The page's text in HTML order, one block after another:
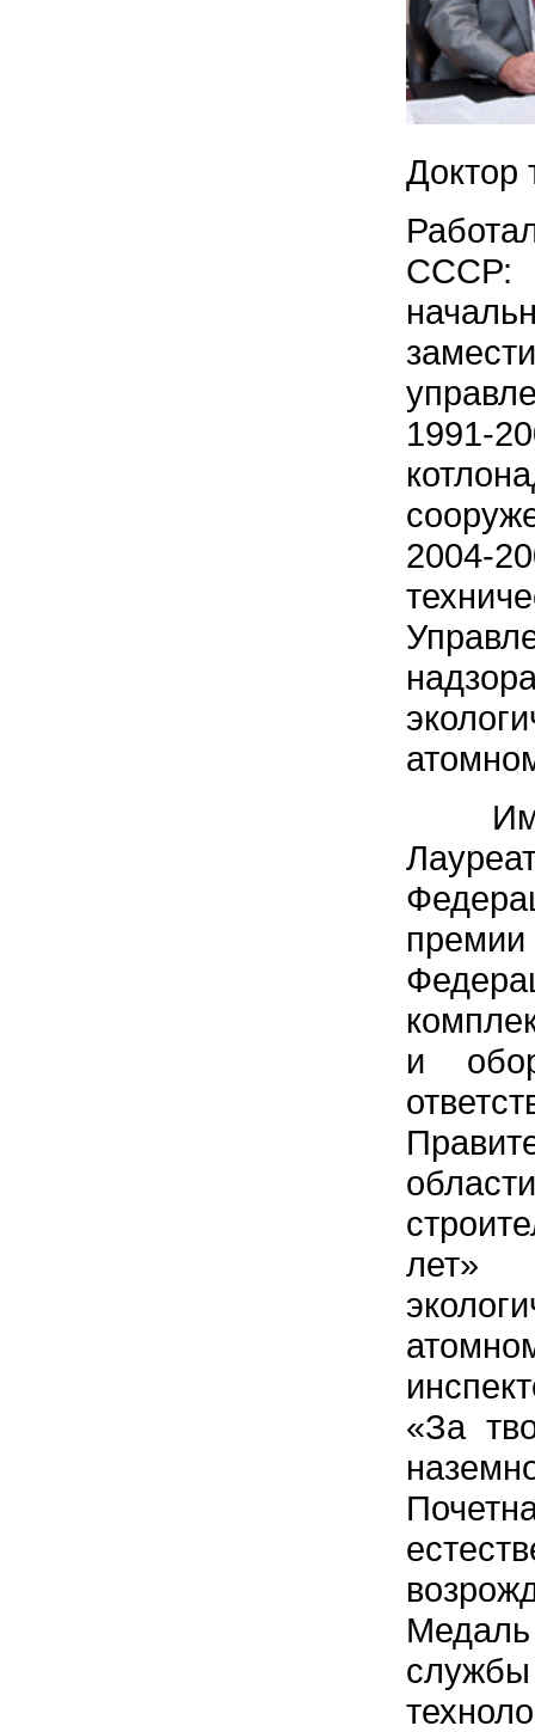
Доктор
СССР:
1991-
2004-
и
лет»
«За